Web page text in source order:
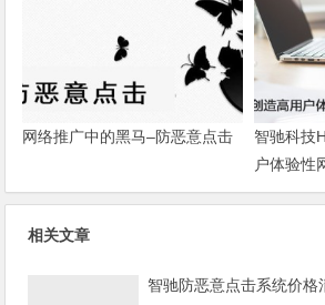
网络推广中的黑马–防恶意点击
智驰科技
户体验性
相关文章
智驰防恶意点击系统价格